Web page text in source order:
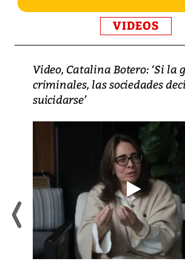
VIDEOS
Video, Catalina Botero: ‘Si la
criminales, las sociedades
suicidarse’